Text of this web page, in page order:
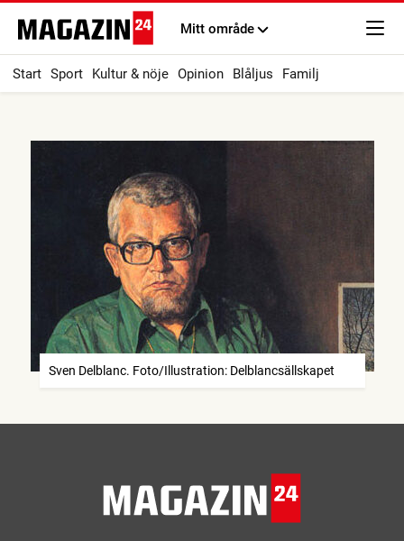
Mitt område
Start Sport Kultur & nöje Opinion Blåljus Familj
Sven Delblanc. Foto/Illustration: Delblancsällskapet